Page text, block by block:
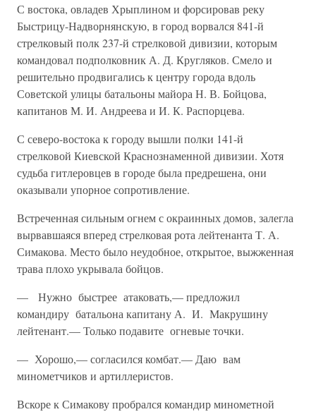
С востока, овладев Хрыплином и форсировав реку
Быстрицу-Надворнянскую, в город ворвался 841-й
стрелковый полк 237-й стрелко­вой дивизии, которым
командовал подполковник А. Д. Кругляков. Смело и
решительно продвигались к центру города вдоль
Советской улицы батальоны майора Н. В. Бойцова,
капитанов М. И. Андреева и И. К. Распорцева.
С северо-востока к городу вышли полки 141-й
стрелковой Киевской Краснознаменной дивизии. Хотя
судьба гитлеровцев в городе была предрешена, они
оказывали упорное сопротивление.
Встреченная сильным огнем с окраинных домов, залегла
вырвав­шаяся вперед стрелковая рота лейтенанта Т. А.
Симакова. Место бы­ло неудобное, открытое, выжженная
трава плохо укрывала бойцов.
— Нужно быстрее атаковать,— предложил
командиру батальона капитану А. И. Макрушину
лейтенант.— Только подавите огневые точки.
— Хорошо,— согласился комбат.— Даю вам
минометчиков и ар­тиллеристов.
Вскоре к Симакову пробрался командир минометной